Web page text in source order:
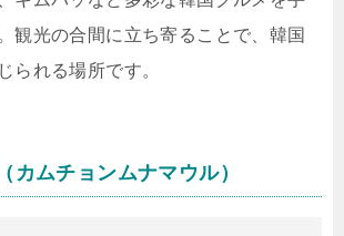
観光の合間に立ち寄ることで、韓国
られる場所です。
カムチョンムナマウル）